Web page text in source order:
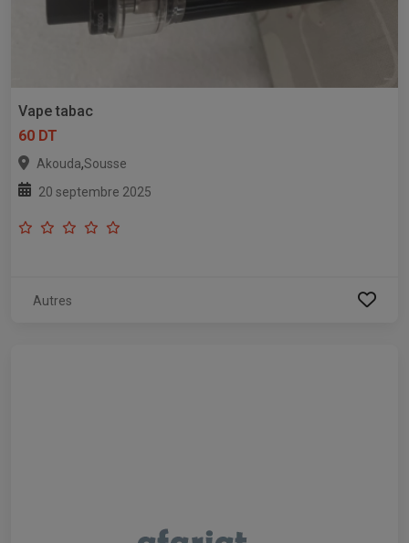
Vape tabac
60 DT
Akouda,Sousse
20 septembre 2025
Autres